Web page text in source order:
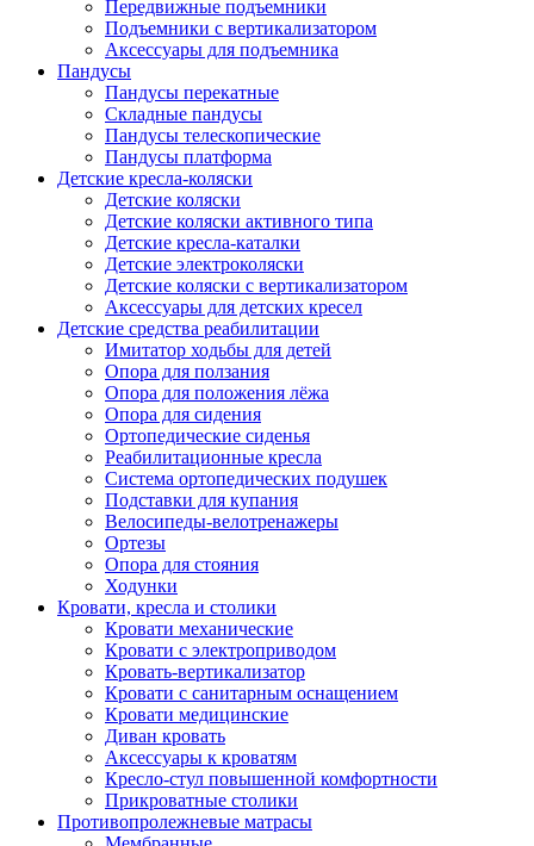
Передвижные подъемники
Подъемники с вертикализатором
Аксессуары для подъемника
Пандусы
Пандусы перекатные
Складные пандусы
Пандусы телескопические
Пандусы платформа
Детские кресла-коляски
Детские коляски
Детские коляски активного типа
Детские кресла-каталки
Детские электроколяски
Детские коляски с вертикализатором
Аксессуары для детских кресел
Детские средства реабилитации
Имитатор ходьбы для детей
Опора для ползания
Опора для положения лёжа
Опора для сидения
Ортопедические сиденья
Реабилитационные кресла
Система ортопедических подушек
Подставки для купания
Велосипеды-велотренажеры
Ортезы
Опора для стояния
Ходунки
Кровати, кресла и столики
Кровати механические
Кровати с электроприводом
Кровать-вертикализатор
Кровати с санитарным оснащением
Кровати медицинские
Диван кровать
Аксессуары к кроватям
Кресло-стул повышенной комфортности
Прикроватные столики
Противопролежневые матрасы